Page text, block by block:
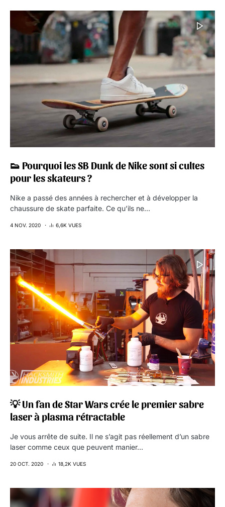
👟 Pourquoi les SB Dunk de Nike sont si cultes
pour les skateurs ?
Nike a passé des années à rechercher et à développer la
chaussure de skate parfaite. Ce qu’ils ne…
4 NOV. 2020 6,6K VUES
💡 Un fan de Star Wars crée le premier sabre
laser à plasma rétractable
Je vous arrête de suite. Il ne s’agit pas réellement d’un sabre
laser comme ceux que peuvent manier…
20 OCT. 2020 18,2K VUES